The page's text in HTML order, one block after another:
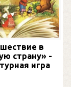
в
страну» -
игра